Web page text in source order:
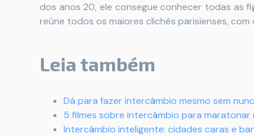
dos anos 20, ele consegue conhecer todas as
reúne todos os maiores clichês parisienses,
Leia também
Dá para fazer intercâmbio mesmo sem
5 filmes sobre intercâmbio para maratonar
Intercâmbio inteligente: cidades caras e